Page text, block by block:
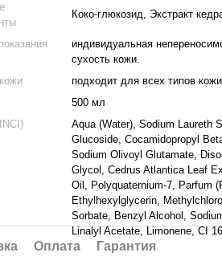
Коко-глюкозид, Экстракт
индивидуальная
сухость кожи.
подходит для всех типов кожи
500 мл
Aqua (Water), Sodium Laureth
Glucoside, Cocamidopropyl
Sodium Olivoyl Glutamate,
Glycol, Cedrus Atlantica Leaf
Oil, Polyquaternium-7, Parfum
Ethylhexylglycerin,
Sorbate, Benzyl Alcohol,
Linalyl Acetate, Limonene, CI
Оплата Гарантия